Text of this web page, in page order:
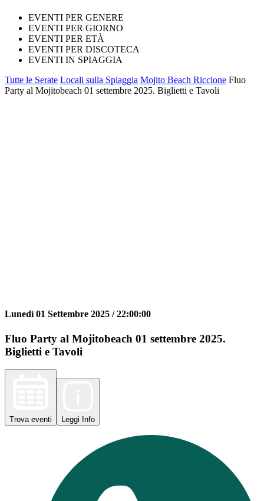
EVENTI PER GENERE
EVENTI PER GIORNO
EVENTI PER ETÀ
EVENTI PER DISCOTECA
EVENTI IN SPIAGGIA
Tutte le Serate Locali sulla Spiaggia Mojito Beach Riccione Fluo
Party al Mojitobeach 01 settembre 2025. Biglietti e Tavoli
Lunedì 01 Settembre 2025 /22:00:00
Fluo Party al Mojitobeach 01 settembre 2025.
Biglietti e Tavoli
Trova eventi Leggi Info